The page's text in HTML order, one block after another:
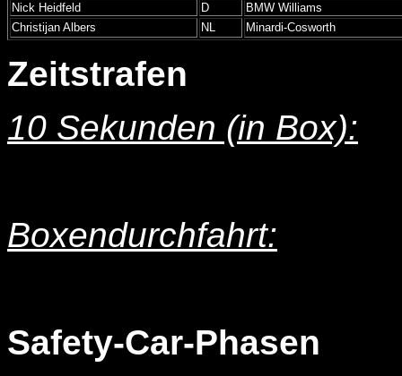
Nick Heidfeld
D
BMW Williams
Christijan Albers
NL Minardi-Cosworth
Zeitstrafen
10 Sekunden (in Box):
Boxendurchfahrt:
Safety-Car-Phasen